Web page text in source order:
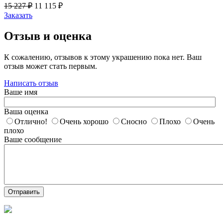
15 227 ₽ 11 115 ₽
Заказать
Отзыв и оценка
К сожалению, отзывов к этому украшению пока нет. Ваш
отзыв может стать первым.
Написать отзыв
Ваше имя
Ваша оценка
Отлично!
Очень хорошо Сносно Плохо
Очень
плохо
Ваше сообщение
Отправить